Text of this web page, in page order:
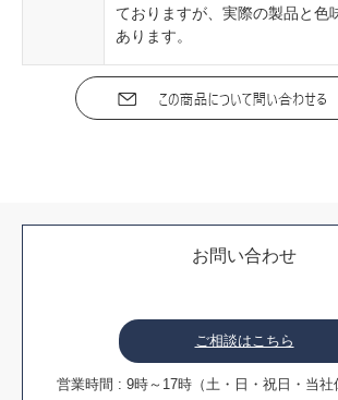
ておりますが、実際の製品と色
あります。
お問い合わせ
ご相談はこちら
営業時間 : 9時～17時（土・日・祝日・当社